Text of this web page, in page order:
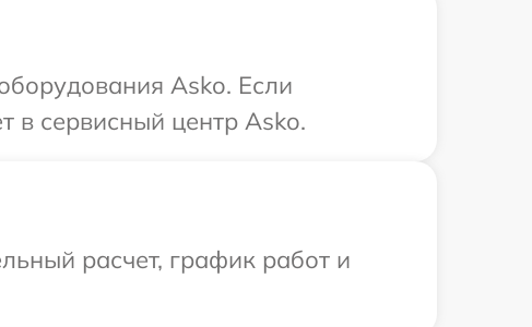
Asko. Если
в сервисный центр Asko.
расчет, график работ и